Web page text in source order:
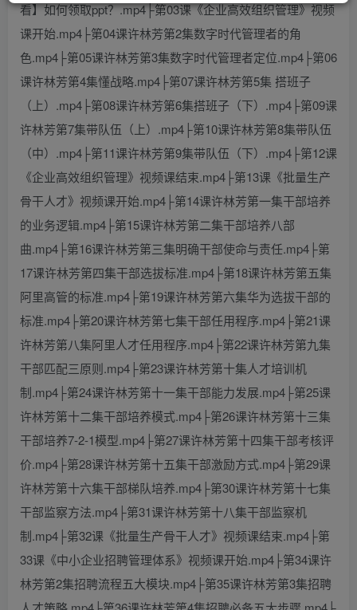
看】如何领取ppt？.mp4├第03课《企业高效组织管理》视频
课开始.mp4├第04课许林芳第2集数字时代管理者的角
色.mp4├第05课许林芳第3集数字时代管理者定位.mp4├第06
课许林芳第4集懂战略.mp4├第07课许林芳第5集 搭班子
（上）.mp4├第08课许林芳第6集搭班子（下）.mp4├第09课
许林芳第7集带队伍（上）.mp4├第10课许林芳第8集带队伍
（中）.mp4├第11课许林芳第9集带队伍（下）.mp4├第12课
《企业高效组织管理》视频课结束.mp4├第13课《批量生产
骨干人才》视频课开始.mp4├第14课许林芳第一集干部培养
的业务逻辑.mp4├第15课许林芳第二集干部培养八部
曲.mp4├第16课许林芳第三集明确干部使命与责任.mp4├第
17课许林芳第四集干部选拔标准.mp4├第18课许林芳第五集
阿里高管的标准.mp4├第19课许林芳第六集华为选拔干部的
标准.mp4├第20课许林芳第七集干部任用程序.mp4├第21课
许林芳第八集阿里人才任用程序.mp4├第22课许林芳第九集
干部匹配三原则.mp4├第23课许林芳第十集人才培训机
制.mp4├第24课许林芳第十一集干部能力发展.mp4├第25课
许林芳第十二集干部培养模式.mp4├第26课许林芳第十三集
干部培养7-2-1模型.mp4├第27课许林芳第十四集干部考核评
价.mp4├第28课许林芳第十五集干部激励方式.mp4├第29课
许林芳第十六集干部梯队培养.mp4├第30课许林芳第十七集
干部监察方法.mp4├第31课许林芳第十八集干部监察机
制.mp4├第32课《批量生产骨干人才》视频课结束.mp4├第
33课《中小企业招聘管理体系》视频课开始.mp4├第34课许
林芳第2集招聘流程五大模块.mp4├第35课许林芳第3集招聘